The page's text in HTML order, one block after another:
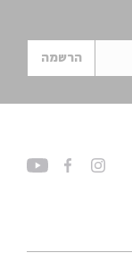
הרשמה